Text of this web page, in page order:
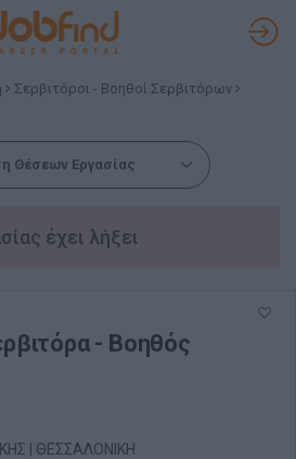
Σερβιτόροι - Βοηθοί Σερβιτόρων
Θέσεων Εργασίας
έχει λήξει
- Βοηθός
| ΘΕΣΣΑΛΟΝΙΚΗ